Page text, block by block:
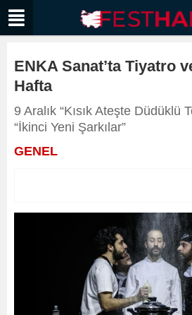
ENKA Sanat’ta Tiyatro
Hafta
9 Aralık “Kısık Ateşte Düdüklü
“İkinci Yeni Şarkılar”
GENEL